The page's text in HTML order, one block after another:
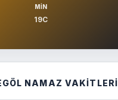
MIN
19C
NAMAZ VAKITLERI